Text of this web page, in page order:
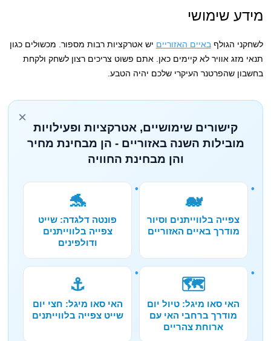
מידע שימושי
לשחקני הגולףבאיים האזוריים יש אטרקציות רבות מספור. מכשולים כגון
תנאי מזג אוויר לא קיימים כאן. אתם פשוט צריכים רצון לשחק ולקחת
בחשבון שהפרטנר העיקרי שלכם יהיה הטבע.
×
קישורים שימושיים, אטרקציות ופעילויות
מובילות השנה באזוריים - הן מבחינת מחיר
והן מבחינת החוויה
🐋
צפייה בלווייתנים וסיור
מודרך באיים האזוריים
🐬
פונטה דלגדה: שייט
צפייה בלווייתנים
ודולפינים
🗺️
האי סאו מיגל: טיול יום
מודרך ברחבי האי עם
ארוחת צהריים
⚓
האי סאו מיגל: חצי יום
שייט צפייה בלווייתנים